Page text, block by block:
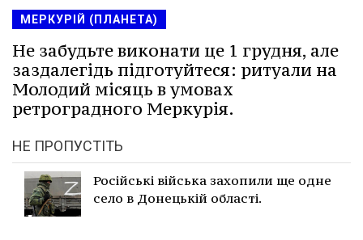
МЕРКУРІЙ (ПЛАНЕТА)
Не забудьте виконати це 1 грудня, але
заздалегідь підготуйтеся: ритуали на
Молодий місяць в умовах
ретроградного Меркурія.
НЕ ПРОПУСТІТЬ
Російські війська захопили ще одне
село в Донецькій області.